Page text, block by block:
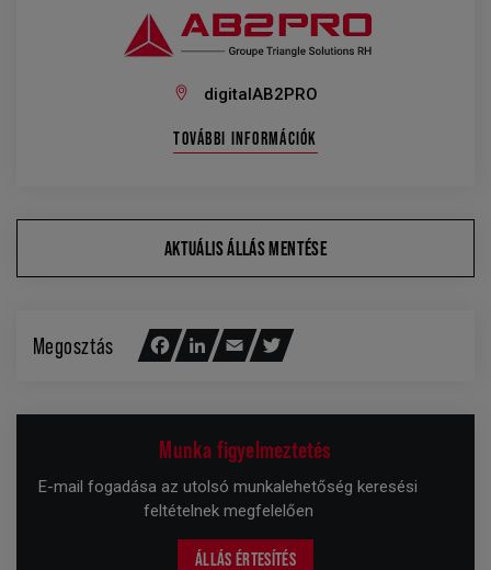
digitalAB2PRO
TOVÁBBI INFORMÁCIÓK
AKTUÁLIS ÁLLÁS MENTÉSE
Megosztás FacebookLinkedInEmailTwitter
Munka figyelmeztetés
E-mail fogadása az utolsó munkalehetőség keresési
feltételnek megfelelően
ÁLLÁS ÉRTESÍTÉS